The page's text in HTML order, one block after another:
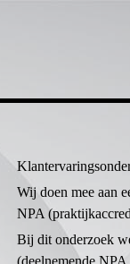
Wij doen mee aan
NPA
Bij dit onderzoek
(deelnemende